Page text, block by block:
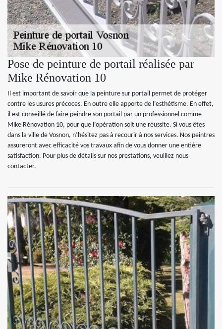
Pose de peinture de portail réalisée par
Mike Rénovation 10
Il est important de savoir que la peinture sur portail permet de protéger
contre les usures précoces. En outre elle apporte de l’esthétisme. En effet,
il est conseillé de faire peindre son portail par un professionnel comme
Mike Rénovation 10, pour que l’opération soit une réussite. Si vous êtes
dans la ville de Vosnon, n’hésitez pas à recourir à nos services. Nos peintres
assureront avec efficacité vos travaux afin de vous donner une entière
satisfaction. Pour plus de détails sur nos prestations, veuillez nous
contacter.